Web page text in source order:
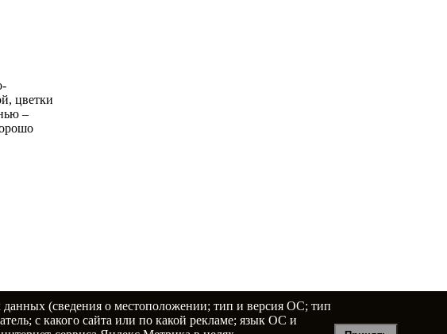
цветки
–
данных (сведения о местоположении; тип и версия ОС; тип
с какого сайта или по какой рекламе; язык ОС и